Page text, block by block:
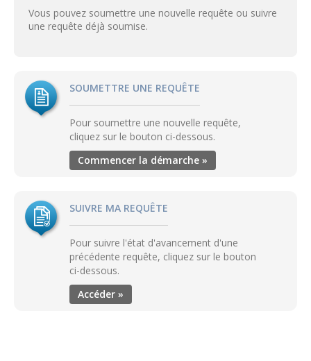
Vous pouvez soumettre une nouvelle requête ou suivre
une requête déjà soumise.
SOUMETTRE UNE REQUÊTE
Pour soumettre une nouvelle requête,
cliquez sur le bouton ci-dessous.
Commencer la démarche »
SUIVRE MA REQUÊTE
Pour suivre l'état d'avancement d'une
précédente requête, cliquez sur le bouton
ci-dessous.
Accéder »